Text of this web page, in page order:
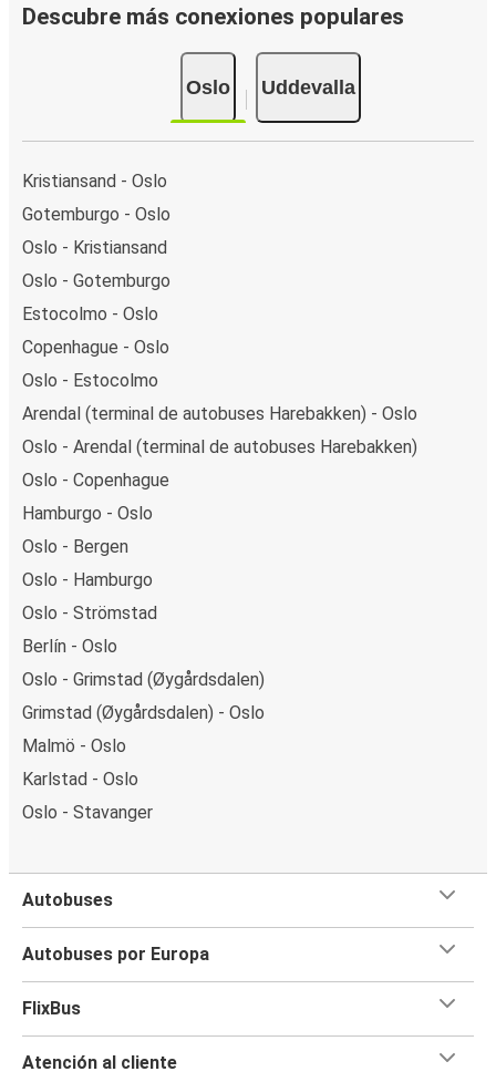
Descubre más conexiones populares
Oslo Uddevalla
Kristiansand - Oslo
Gotemburgo - Oslo
Oslo - Kristiansand
Oslo - Gotemburgo
Estocolmo - Oslo
Copenhague - Oslo
Oslo - Estocolmo
Arendal (terminal de autobuses Harebakken) - Oslo
Oslo - Arendal (terminal de autobuses Harebakken)
Oslo - Copenhague
Hamburgo - Oslo
Oslo - Bergen
Oslo - Hamburgo
Oslo - Strömstad
Berlín - Oslo
Oslo - Grimstad (Øygårdsdalen)
Grimstad (Øygårdsdalen) - Oslo
Malmö - Oslo
Karlstad - Oslo
Oslo - Stavanger
Autobuses
Autobuses por Europa
FlixBus
Atención al cliente